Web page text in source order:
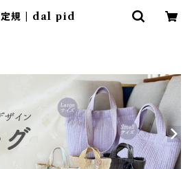
定規 | dal pid